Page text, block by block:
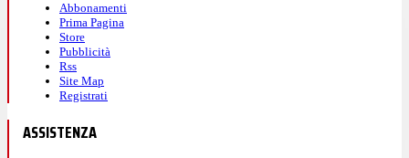
Abbonamenti
Prima Pagina
Store
Pubblicità
Rss
Site Map
Registrati
ASSISTENZA